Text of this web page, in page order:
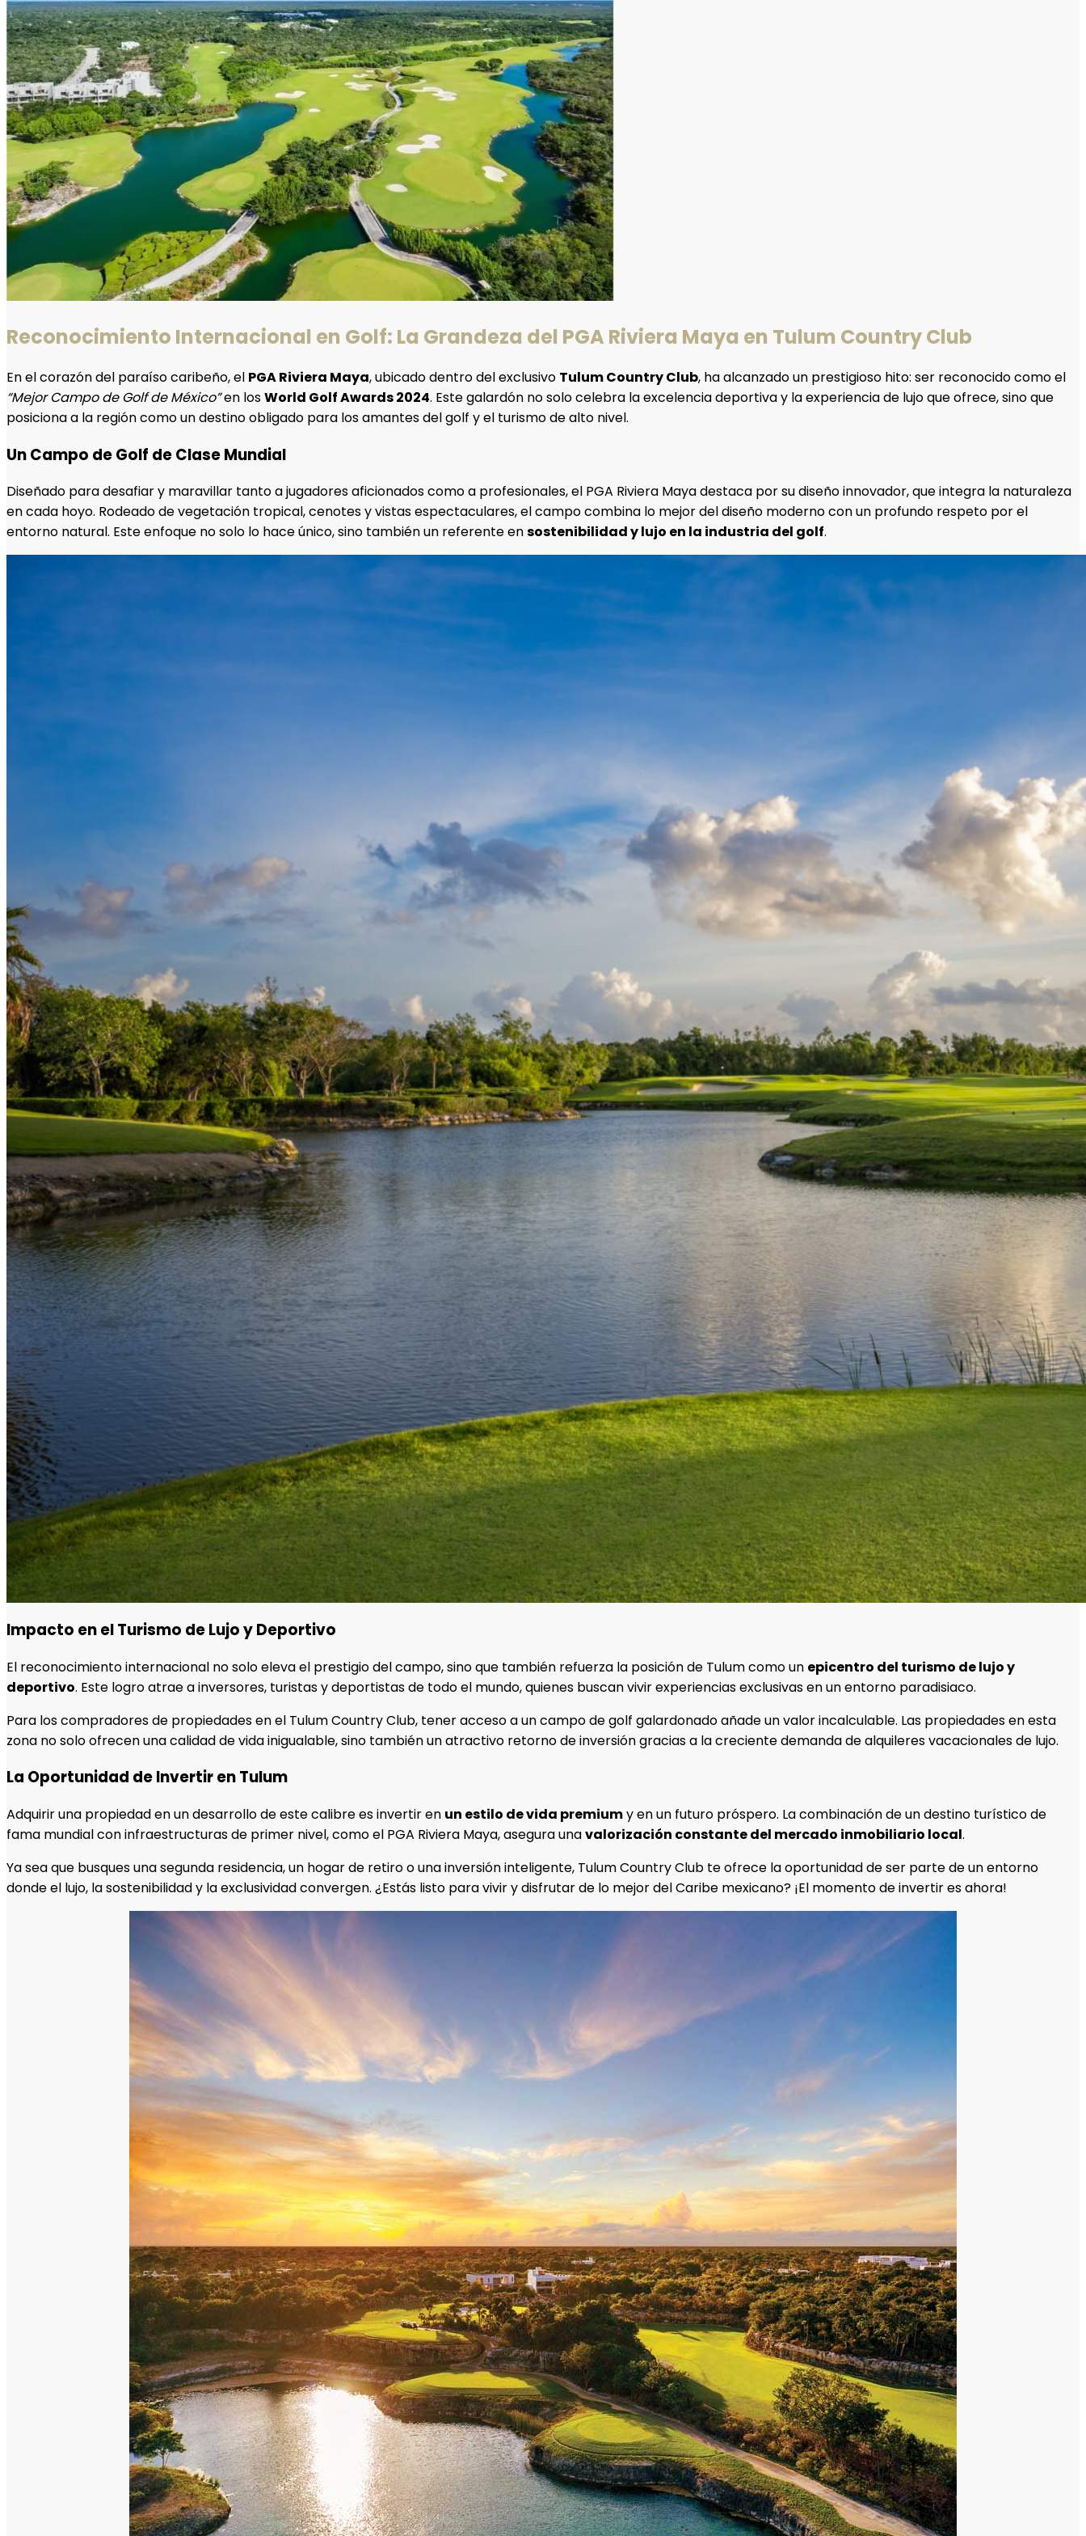
Reconocimiento Internacional en Golf: La Grandeza del PGA Riviera Maya en Tulum Country Club
En el corazón del paraíso caribeño, el PGA Riviera Maya, ubicado dentro del exclusivo Tulum Country Club, ha alcanzado un prestigioso hito: ser reconocido como el
“Mejor Campo de Golf de México”en losWorld Golf Awards 2024. Este galardón no solo celebra la excelencia deportiva y la experiencia de lujo que ofrece, sino que
posiciona a la región como un destino obligado para los amantes del golf y el turismo de alto nivel.
Un Campo de Golf de Clase Mundial
Diseñado para desafiar y maravillar tanto a jugadores aficionados como a profesionales, el PGA Riviera Maya destaca por su diseño innovador, que integra la naturaleza
en cada hoyo. Rodeado de vegetación tropical, cenotes y vistas espectaculares, el campo combina lo mejor del diseño moderno con un profundo respeto por el
entorno natural. Este enfoque no solo lo hace único, sino también un referente ensostenibilidad y lujo en la industria del golf.
Impacto en el Turismo de Lujo y Deportivo
El reconocimiento internacional no solo eleva el prestigio del campo, sino que también refuerza la posición de Tulum como un epicentro del turismo de lujo y
deportivo. Este logro atrae a inversores, turistas y deportistas de todo el mundo, quienes buscan vivir experiencias exclusivas en un entorno paradisiaco.
Para los compradores de propiedades en el Tulum Country Club, tener acceso a un campo de golf galardonado añade un valor incalculable. Las propiedades en esta
zona no solo ofrecen una calidad de vida inigualable, sino también un atractivo retorno de inversión gracias a la creciente demanda de alquileres vacacionales de lujo.
La Oportunidad de Invertir en Tulum
Adquirir una propiedad en un desarrollo de este calibre es invertir en un estilo de vida premiumy en un futuro próspero. La combinación de un destino turístico de
fama mundial con infraestructuras de primer nivel, como el PGA Riviera Maya, asegura unavalorización constante del mercado inmobiliario local.
Ya sea que busques una segunda residencia, un hogar de retiro o una inversión inteligente, Tulum Country Club te ofrece la oportunidad de ser parte de un entorno
donde el lujo, la sostenibilidad y la exclusividad convergen. ¿Estás listo para vivir y disfrutar de lo mejor del Caribe mexicano? ¡El momento de invertir es ahora!